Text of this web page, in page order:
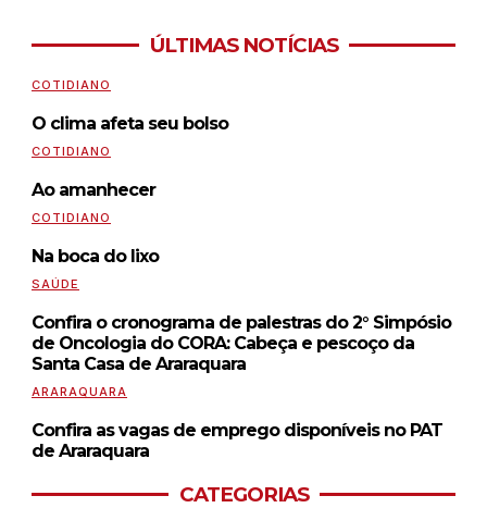
ÚLTIMAS NOTÍCIAS
COTIDIANO
O clima afeta seu bolso
COTIDIANO
Ao amanhecer
COTIDIANO
Na boca do lixo
SAÚDE
Confira o cronograma de palestras do 2° Simpósio
de Oncologia do CORA: Cabeça e pescoço da
Santa Casa de Araraquara
ARARAQUARA
Confira as vagas de emprego disponíveis no PAT
de Araraquara
CATEGORIAS